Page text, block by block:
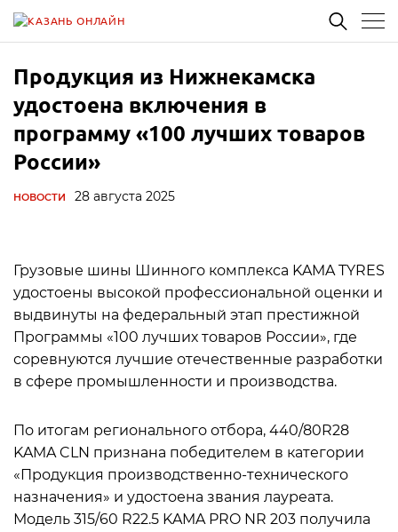
Продукция из Нижнекамска
удостоена включения в
программу «100 лучших товаров
России»
НОВОСТИ 28 августа 2025
Грузовые шины Шинного комплекса KAMA TYRES
удостоены высокой профессиональной оценки и
выдвинуты на федеральный этап престижной
Программы «100 лучших товаров России», где
соревнуются лучшие отечественные разработки
в сфере промышленности и производства.
По итогам регионального отбора, 440/80R28
KAMA CLN признана победителем в категории
«Продукция производственно-технического
назначения» и удостоена звания лауреата.
Модель 315/60 R22.5 KAMA PRO NR 203 получила